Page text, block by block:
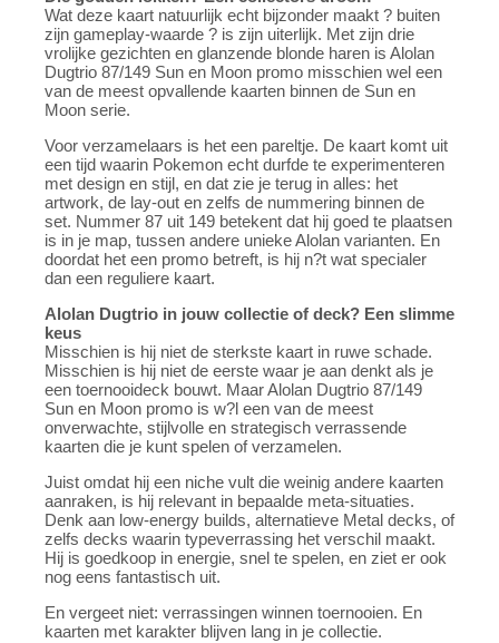
Wat deze kaart natuurlijk echt bijzonder maakt ? buiten
zijn gameplay-waarde ? is zijn uiterlijk. Met zijn drie
vrolijke gezichten en glanzende blonde haren is Alolan
Dugtrio 87/149 Sun en Moon promo misschien wel een
van de meest opvallende kaarten binnen de Sun en
Moon serie.
Voor verzamelaars is het een pareltje. De kaart komt uit
een tijd waarin Pokemon echt durfde te experimenteren
met design en stijl, en dat zie je terug in alles: het
artwork, de lay-out en zelfs de nummering binnen de
set. Nummer 87 uit 149 betekent dat hij goed te plaatsen
is in je map, tussen andere unieke Alolan varianten. En
doordat het een promo betreft, is hij n?t wat specialer
dan een reguliere kaart.
Alolan Dugtrio in jouw collectie of deck? Een slimme
keus
Misschien is hij niet de sterkste kaart in ruwe schade.
Misschien is hij niet de eerste waar je aan denkt als je
een toernooideck bouwt. Maar Alolan Dugtrio 87/149
Sun en Moon promo is w?l een van de meest
onverwachte, stijlvolle en strategisch verrassende
kaarten die je kunt spelen of verzamelen.
Juist omdat hij een niche vult die weinig andere kaarten
aanraken, is hij relevant in bepaalde meta-situaties.
Denk aan low-energy builds, alternatieve Metal decks, of
zelfs decks waarin typeverrassing het verschil maakt.
Hij is goedkoop in energie, snel te spelen, en ziet er ook
nog eens fantastisch uit.
En vergeet niet: verrassingen winnen toernooien. En
kaarten met karakter blijven lang in je collectie.